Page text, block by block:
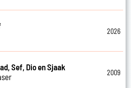
2026
Sef, Dio en Sjaak
2009